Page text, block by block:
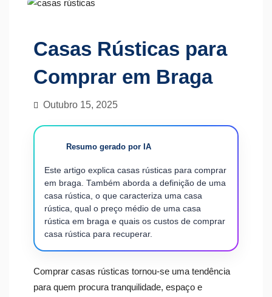
Casas Rústicas para
Comprar em Braga
Outubro 15, 2025
Resumo gerado por IA
Este artigo explica casas rústicas para comprar
em braga. Também aborda a definição de uma
casa rústica, o que caracteriza uma casa
rústica, qual o preço médio de uma casa
rústica em braga e quais os custos de comprar
casa rústica para recuperar.
Comprar casas rústicas tornou-se uma tendência
para quem procura tranquilidade, espaço e